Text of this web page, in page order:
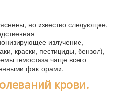
но известно следующее,
излучение,
краски, пестициды, бензол),
гемостаза чаще всего
факторами.
крови.